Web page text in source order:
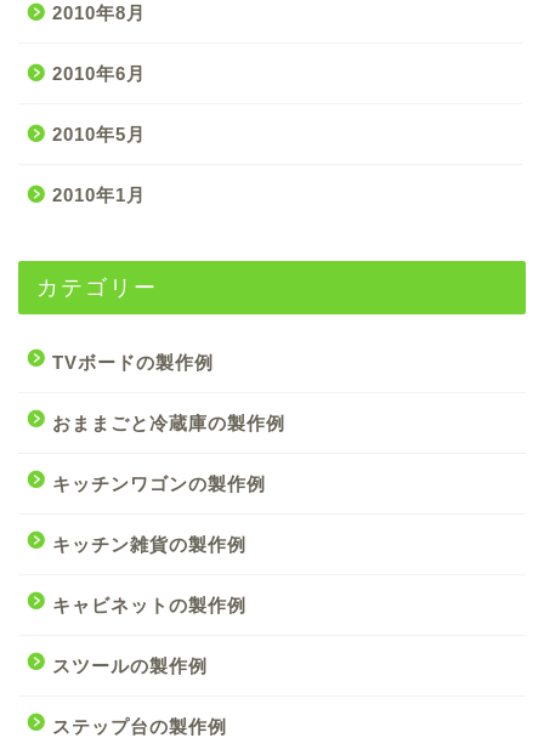
2010年8月
2010年6月
2010年5月
2010年1月
カテゴリー
TVボードの製作例
おままごと冷蔵庫の製作例
キッチンワゴンの製作例
キッチン雑貨の製作例
キャビネットの製作例
スツールの製作例
ステップ台の製作例